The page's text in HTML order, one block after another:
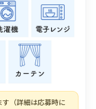
（詳細は応募時に